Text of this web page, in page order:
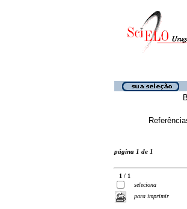
página 1 de 1
1 / 1
seleciona
para imprimir